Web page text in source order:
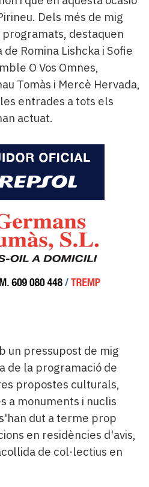
Dels més de mig
destaquen
Romina Lishcka i Sofie
O Vos Omnes,
Tomàs i Mercè Hervada,
entrades a tots els
actuat.
un pressupost de mig
de la programació de
propostes culturals,
a monuments i nuclis
dut a terme prop
en residències d'avis,
de col·lectius en